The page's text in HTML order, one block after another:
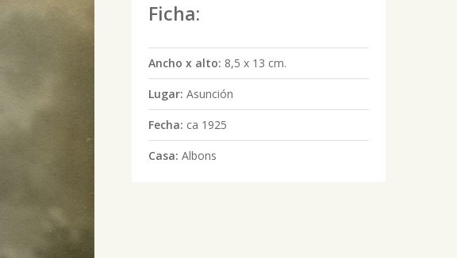
Ficha:
Ancho x alto: 8,5 x 13 cm.
Lugar: Asunción
Fecha: ca 1925
Casa: Albons